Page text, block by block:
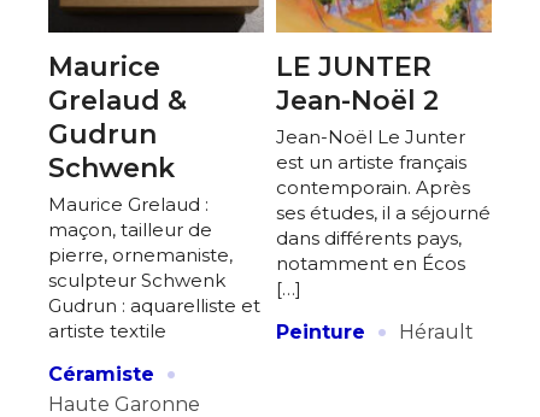
Maurice
Grelaud &
Gudrun
Schwenk
Maurice Grelaud :
maçon, tailleur de
pierre, ornemaniste,
sculpteur Schwenk
Gudrun : aquarelliste et
artiste textile
Céramiste
·
Haute Garonne
LE JUNTER
Jean-Noël 2
Jean-Noël Le Junter
est un artiste français
contemporain. Après
ses études, il a séjourné
dans différents pays,
notamment en Écos
[…]
Peinture
· Hérault